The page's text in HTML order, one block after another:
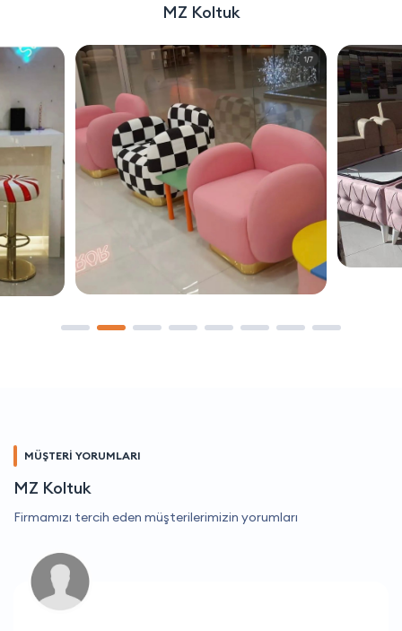
MZ Koltuk
MÜŞTERİ YORUMLARI
MZ Koltuk
Firmamızı tercih eden müşterilerimizin yorumları